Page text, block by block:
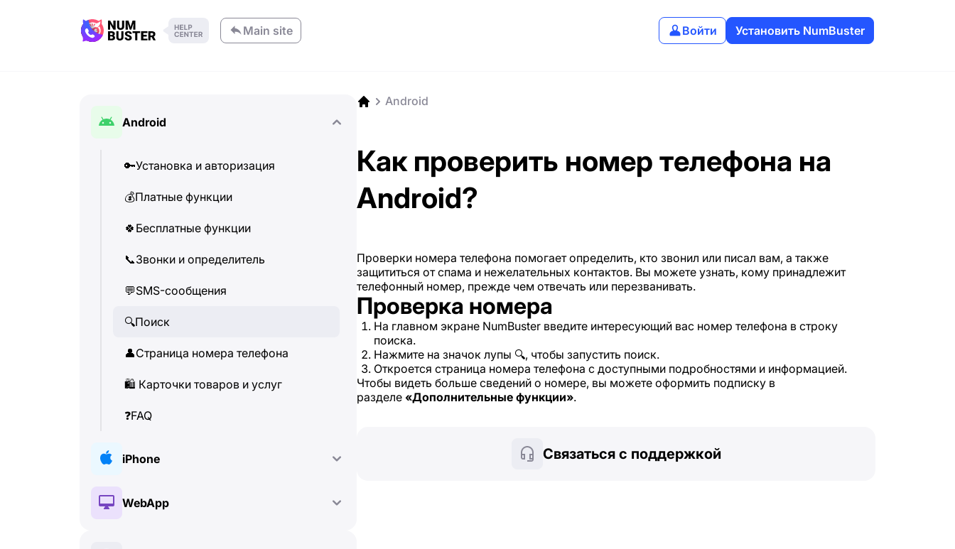
Main site Войти Установить NumBuster
Android
🔑Установка и авторизация
💰Платные функции
🍀 Бесплатные функции
📞Звонки и определитель
💬SMS-сообщения
🔍Поиск
👤Страница номера телефона
🛍 ️ Карточки товаров и услуг
❓FAQ
iPhone
🔑 Установка и авторизация
WebApp
Android
Как проверить номер телефона на
Android?
Проверки номера телефона помогает определить, кто звонил или писал вам, а также
защититься от спама и нежелательных контактов. Вы можете узнать, кому принадлежит
телефонный номер, прежде чем отвечать или перезванивать.
Проверка номера
На главном экране NumBuster введите интересующий вас номер телефона в строку
поиска.
Нажмите на значок лупы 🔍, чтобы запустить поиск.
Откроется страница номера телефона с доступными подробностями и информацией.
Чтобы видеть больше сведений о номере, вы можете оформить подписку в
разделе «Дополнительные функции».
Связаться с поддержкой